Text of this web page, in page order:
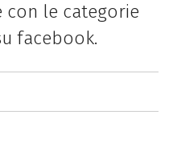
con le categorie
facebook.